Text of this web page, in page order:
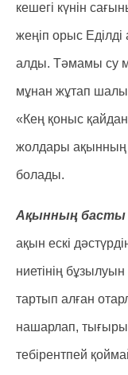
кешегі күнін
жеңіп орыс
алды. Тәмамы су
мұнан жұтап
«Кең қоныс
жолдары
болады.
Ақынның
ақын ескі
ниетінің
тартып алған
нашарлап,
тебірентпей